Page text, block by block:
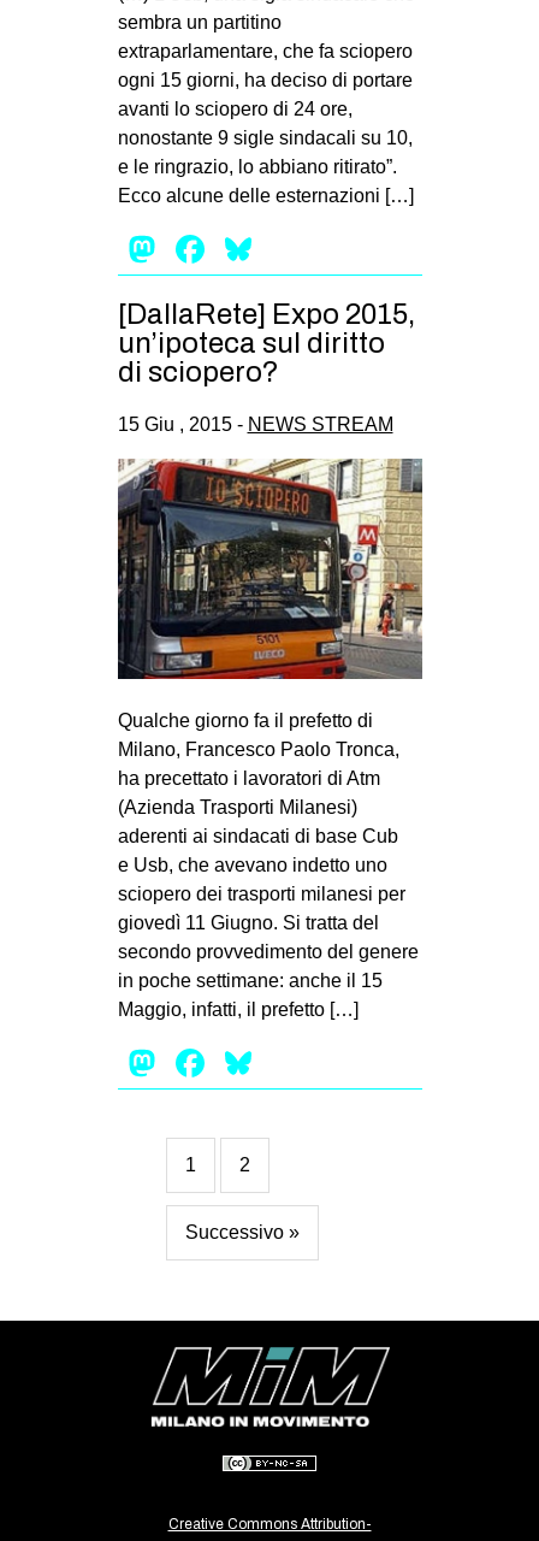
sembra un partitino
extraparlamentare, che fa sciopero
ogni 15 giorni, ha deciso di portare
avanti lo sciopero di 24 ore,
nonostante 9 sigle sindacali su 10,
e le ringrazio, lo abbiano ritirato”.
Ecco alcune delle esternazioni […]
Mastodon
Facebook
[DallaRete] Expo 2015,
un’ipoteca sul diritto
di sciopero?
15 Giu , 2015 - NEWS STREAM
Qualche giorno fa il prefetto di
Milano, Francesco Paolo Tronca,
ha precettato i lavoratori di Atm
(Azienda Trasporti Milanesi)
aderenti ai sindacati di base Cub
e Usb, che avevano indetto uno
sciopero dei trasporti milanesi per
giovedì 11 Giugno. Si tratta del
secondo provvedimento del genere
in poche settimane: anche il 15
Maggio, infatti, il prefetto […]
Mastodon
Facebook
1 2
Successivo »
Creative Commons Attribution-